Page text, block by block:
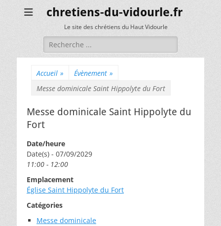
chretiens-du-vidourle.fr
Le site des chrétiens du Haut Vidourle
Rechercher :
Accueil » Évènement »
Messe dominicale Saint Hippolyte du Fort
Messe dominicale Saint Hippolyte du
Fort
Date/heure
Date(s) - 07/09/2029
11:00 - 12:00
Emplacement
Église Saint Hippolyte du Fort
Catégories
Messe dominicale